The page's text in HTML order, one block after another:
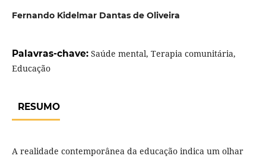
Fernando Kidelmar Dantas de Oliveira
Palavras-chave: Saúde mental, Terapia comunitária,
Educação
RESUMO
A realidade contemporânea da educação indica um olhar